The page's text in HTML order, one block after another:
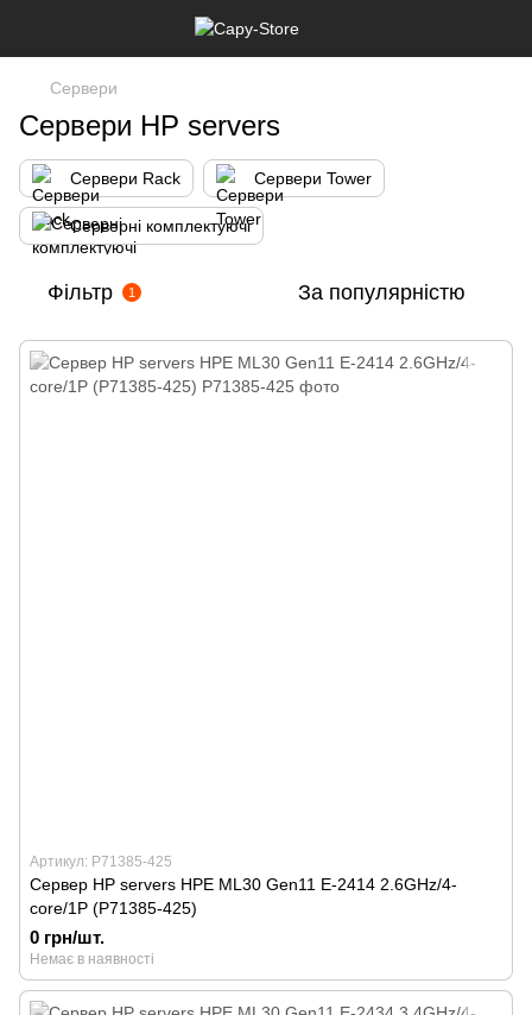
Сервери
Сервери HP servers
Сервери Rack Сервери Tower
Серверні комплектуючі
Фільтр 1 За популярністю
Артикул: P71385-425
Сервер HP servers HPE ML30 Gen11 E-2414 2.6GHz/4-
core/1P (P71385-425)
0 грн/шт.
Немає в наявності